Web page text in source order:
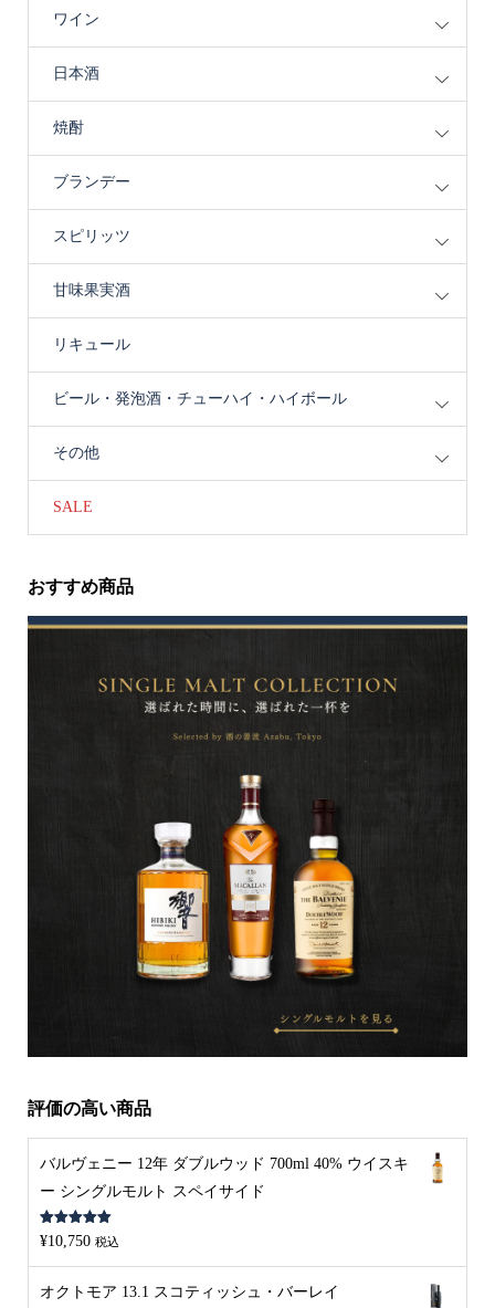
ワイン
日本酒
焼酎
ブランデー
スピリッツ
甘味果実酒
リキュール
ビール・発泡酒・チューハイ・ハイボール
その他
SALE
おすすめ商品
評価の高い商品
バルヴェニー 12年 ダブルウッド 700ml 40% ウイスキ
ー シングルモルト スペイサイド
5段階中5.00
の評価
¥10,750 税込
オクトモア 13.1 スコティッシュ・バーレイ